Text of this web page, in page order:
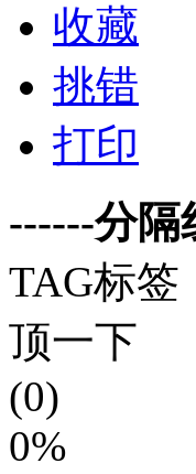
收藏
挑错
打印
------分隔
TAG标签
顶一下
(0)
0%